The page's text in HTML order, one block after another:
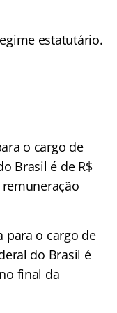
estatutário.
o cargo de
Brasil é de R$
para o cargo de
do Brasil é
final da